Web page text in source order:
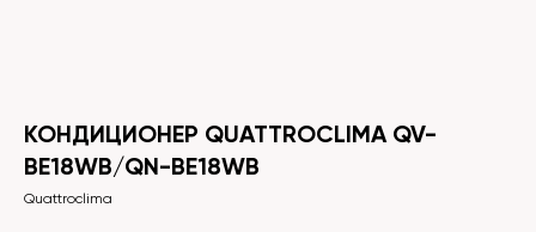
КОНДИЦИОНЕР QUATTROCLIMA QV-
BE18WB/QN-BE18WB
Quattroclima